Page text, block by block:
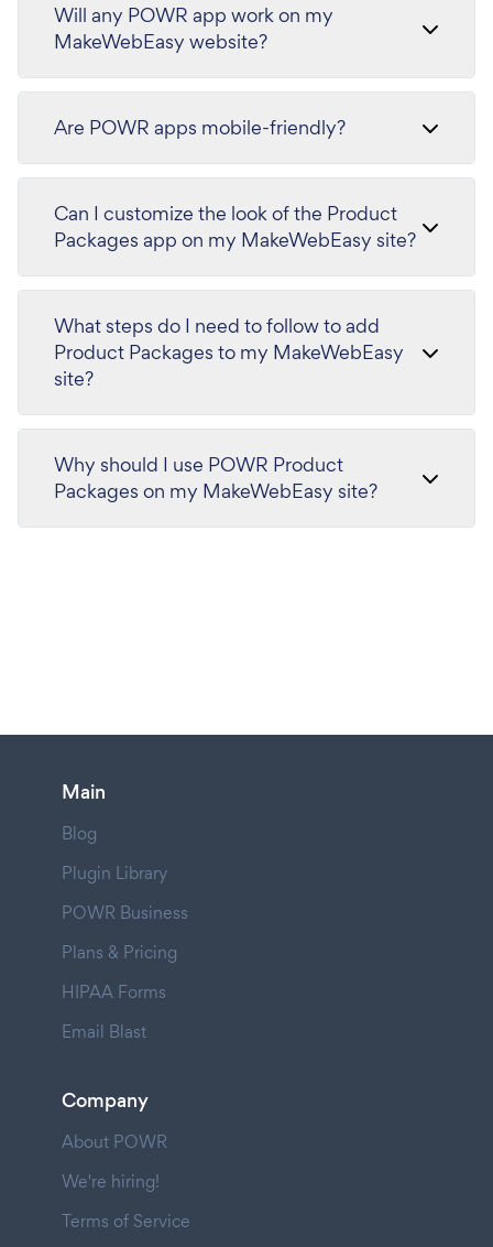
Will any POWR app work on my
MakeWebEasy website?
Are POWR apps mobile-friendly?
Can I customize the look of the Product
Packages app on my MakeWebEasy site?
What steps do I need to follow to add
Product Packages to my MakeWebEasy
site?
Why should I use POWR Product
Packages on my MakeWebEasy site?
Main
Blog
Plugin Library
POWR Business
Plans & Pricing
HIPAA Forms
Email Blast
Company
About POWR
We're hiring!
Terms of Service